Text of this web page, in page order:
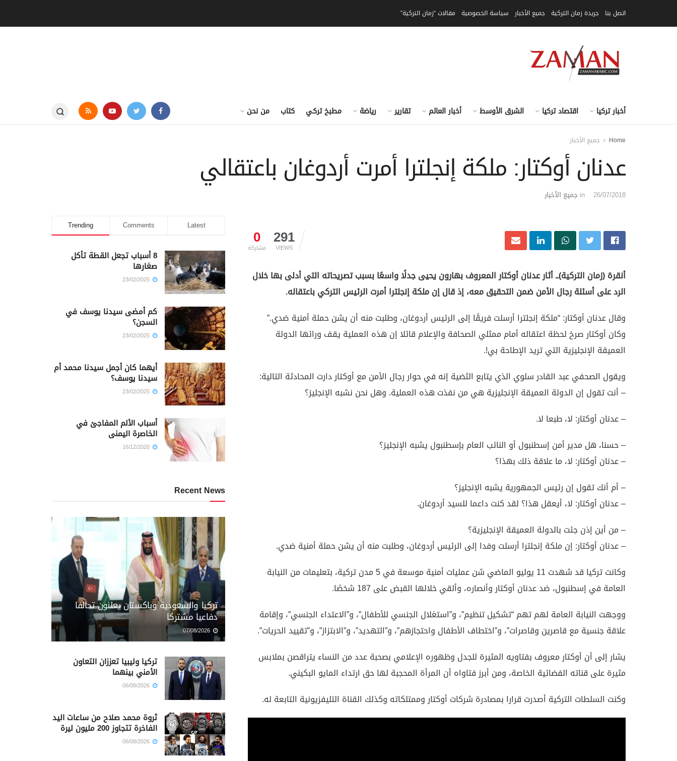
اتصل بنا جريدة زمان التركية جميع الأخبار سياسة الخصوصية مقالات “زمان التركية”
أخبار تركيا اقتصاد تركيا الشرق الأوسط أخبار العالم تقارير رياضة مطبخ تركي كتاب من نحن
Home جميع الأخبار
عدنان أوكتار: ملكة إنجلترا أمرت أردوغان باعتقالي
26/07/2018
in جميع الأخبار
0
مشاركة 291
VIEWS
أنقرة (زمان التركية)ــ أثار عدنان أوكتار المعروف بهارون يحيى جدلًا واسعًا بسبب تصريحاته التي أدلى بها خلال
الرد على أسئلة رجال الأمن ضمن التحقيق معه، إذ قال إن ملكة إنجلترا أمرت الرئيس التركي باعتقاله.
وقال عدنان أوكتار: “ملكة إنجلترا أرسلت فريقًا إلى الرئيس أردوغان، وطلبت منه أن يشن حملة أمنية ضدي.”
وكان أوكتار صرخ لحظة اعتقاله أمام ممثلي الصحافة والإعلام قائلا إن هذه العملية يقف ورائها الدولة
العميقة الإنجليزية التي تريد الإطاحة بي!.
ويقول الصحفي عبد القادر سلوي الذي يتابع الثضية إنه في حوار رجال الأمن مع أوكتار دارت المحادثة التالية:
– أنت تقول إن الدولة العميقة الإنجليزية هي من نفذت هذه العملية. وهل نحن نشبه الإنجليز؟
– عدنان أوكتار: لا، طبعا لا.
– حسنا، هل مدير أمن إسطنبول أو النائب العام بإسطنبول يشبه الإنجليز؟
– عدنان أوكتار: لا، ما علاقة ذلك بهذا؟
– أم أنك تقول إن رئيس الجمهورية يشبه الإنجليز؟
– عدنان أوكتار: لا، أيعقل هذا؟ لقد كنت داعما للسيد أردوغان.
– من أين إذن جئت بالدولة العميقة الإنجليزية؟
– عدنان أوكتار: إن ملكة إنجلترا أرسلت وفدا إلى الرئيس أردوغان، وطلبت منه أن يشن حملة أمنية ضدي.
وكانت تركيا قد شهدت 11 يوليو الماضي شن عمليات أمنية موسعة في 5 مدن تركية، بتعليمات من النيابة
العامة في إسطنبول، ضد عدنان أوكتار وأنصاره، وألقي خلالها القبض على 187 شخصًا.
ووجهت النيابة العامة لهم تهم “تشكيل تنظيم”، و”استغلال الجنسي للأطفال”، و”الاعتداء الجنسي”، وإقامة
علاقة جنسية مع قاصرين وقاصرات”، و”اختطاف الأطفال واحتجازهم”، و”التهديد”، و”الابتزاز”، و”تقييد الحريات”.
يشار إلى أن أوكتار معروف بفتاويه المثيرة للجدل وظهوره الإعلامي بصحبة عدد من النساء يتراقصن بملابس
مثيرة على قناته الفضائية الخاصة، ومن أبرز فتاواه أن المرأة المحجبة لها حق ارتداء المايو البكيني.
وكنت السلطات التركية أصدرت قرارا بمصادرة شركات أوكتار وممتلكاته وكذلك القناة التليفزيونية التابعة له.
Trending Comments Latest
8 أسباب تجعل القطة تأكل
صغارها
كم أمضى سيدنا يوسف في
السجن؟
أيهما كان أجمل سيدنا محمد أم
سيدنا يوسف؟
أسباب الألم المفاجئ في
الخاصرة اليمنى
Recent News
تركيا والسعودية وباكستان يعلنون تحالفا
دفاعيا مشتركا
تركيا وليبيا تعززان التعاون
الأمني بينهما
ثروة محمد صلاح من ساعات اليد
الفاخرة تتجاوز 200 مليون ليرة